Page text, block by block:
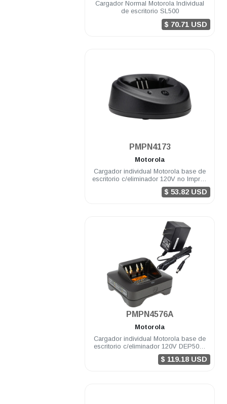
Cargador Normal Motorola Individual
de escritorio SL500
$ 70.71 USD
PMPN4173
Motorola
Cargador individual Motorola base de
escritorio c/eliminador 120V no Impres
EP450 DEP450 R2
$ 53.82 USD
PMPN4576A
Motorola
Cargador individual Motorola base de
escritorio c/eliminador 120V DEP500e
DGPe R7 APX900/2000
$ 119.18 USD